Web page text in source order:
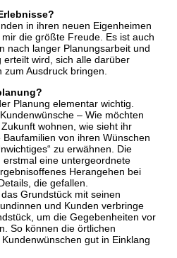
in ihren neuen Eigenheimen
die größte Freude. Es ist auch
nach langer Planungsarbeit und
wird, sich alle darüber
Ausdruck bringen.
Planung elementar wichtig.
– Wie möchten
wohnen, wie sieht ihr
von ihren Wünschen
zu erwähnen. Die
eine untergeordnete
Herangehen bei
die gefallen.
Grundstück mit seinen
und Kunden verbringe
um die Gegebenheiten vor
So können die örtlichen
gut in Einklang